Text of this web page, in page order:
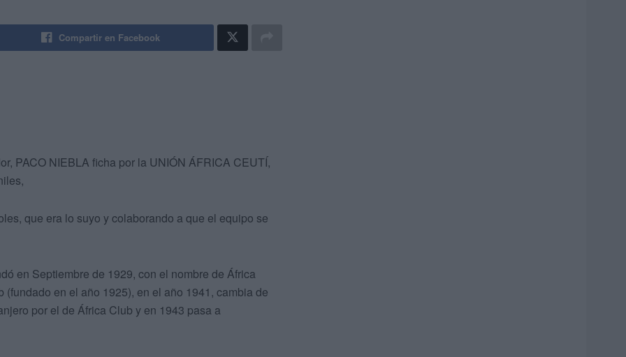
Compartir en Facebook
PACO NIEBLA ficha por la UNIÓN ÁFRICA CEUTÍ,
que era lo suyo y colaborando a que el equipo se
en Septiembre de 1929, con el nombre de África
en el año 1925), en el año 1941, cambia de
por el de África Club y en 1943 pasa a